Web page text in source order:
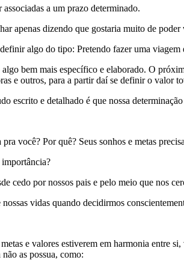
a um prazo determinado.
apenas dizendo que gostaria muito de
algo do tipo: Pretendo fazer uma
algo bem mais específico e elaborado. O
e outros, para a partir daí se definir o valor
escrito e detalhado é que nossa
você? Por quê? Seus sonhos e metas
cedo por nossos pais e pelo meio que nos
vidas quando decidirmos
e valores estiverem em harmonia entre
as possua, como: